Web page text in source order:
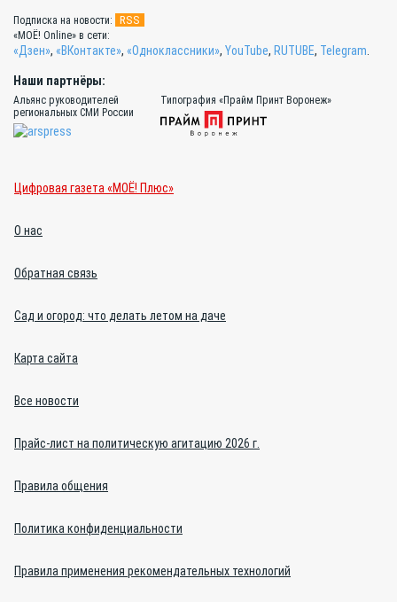
Подписка на новости: RSS
«МОЁ! Online» в сети:
«Дзен», «ВКонтакте», «Одноклассники», YouTube, RUTUBE, Telegram.
Наши партнёры:
Альянс руководителей
региональных СМИ России
Типография «Прайм Принт Воронеж»
Цифровая газета «МОЁ! Плюс»
О нас
Обратная связь
Сад и огород: что делать летом на даче
Карта сайта
Все новости
Прайс-лист на политическую агитацию 2026 г.
Правила общения
Политика конфиденциальности
Правила применения рекомендательных технологий